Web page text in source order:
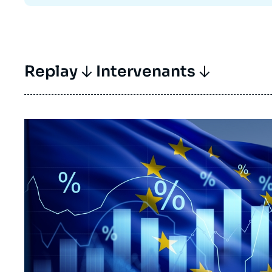
Replay Intervenants